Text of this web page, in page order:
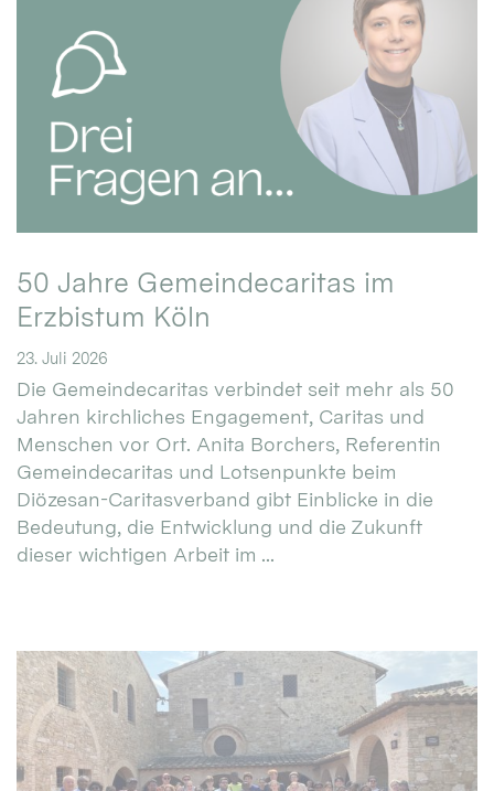
50 Jahre Gemeindecaritas im
Erzbistum Köln
23. Juli 2026
Die Gemeindecaritas verbindet seit mehr als 50
Jahren kirchliches Engagement, Caritas und
Menschen vor Ort. Anita Borchers, Referentin
Gemeindecaritas und Lotsenpunkte beim
Diözesan-Caritasverband gibt Einblicke in die
Bedeutung, die Entwicklung und die Zukunft
dieser wichtigen Arbeit im ...